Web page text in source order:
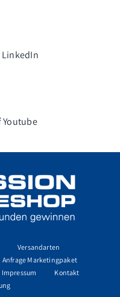
LinkedIn
Youtube
Versandarten
Anfrage Marketingpaket
Impressum
Kontakt